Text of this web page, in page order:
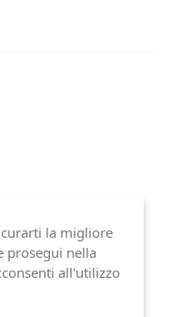
la migliore
prosegui nella
all'utilizzo